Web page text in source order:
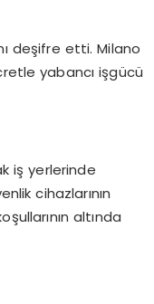
deşifre etti. Milano
yabancı işgücü
iş yerlerinde
cihazlarının
altında